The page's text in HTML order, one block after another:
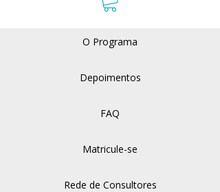
O Programa
Depoimentos
FAQ
Matricule-se
Rede de Consultores